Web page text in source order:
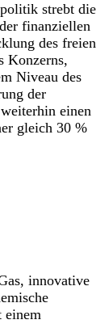
strebt die
finanziellen
des freien
Konzerns,
Niveau des
der
einen
gleich 30 %
innovative
einem